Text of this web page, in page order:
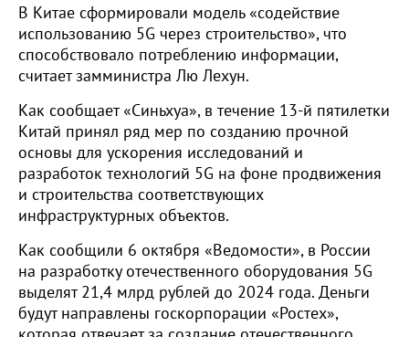
В Китае сформировали модель «содействие
использованию 5G через строительство», что
способствовало потреблению информации,
считает замминистра Лю Лехун.
Как сообщает «Синьхуа», в течение 13-й пятилетки
Китай принял ряд мер по созданию прочной
основы для ускорения исследований и
разработок технологий 5G на фоне продвижения
и строительства соответствующих
инфраструктурных объектов.
Как сообщили 6 октября «Ведомости», в России
на разработку отечественного оборудования 5G
выделят 21,4 млрд рублей до 2024 года. Деньги
будут направлены госкорпорации «Ростех»,